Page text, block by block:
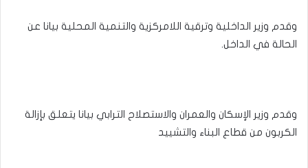
وقدم وزير الداخلية وترقية اللامركزية والتنمية المحلية بيانا عن
الحالة في الداخل.
وقدم وزير الإسكان والعمران والاستصلاح الترابي بيانا يتعلق بإزالة
الكربون من قطاع البناء والتشييد